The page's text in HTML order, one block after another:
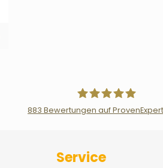
883 Bewertungen auf
Service